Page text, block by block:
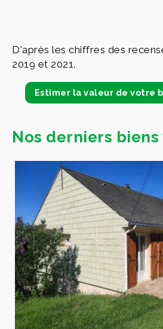
D'après les chiffres des
2019 et 2021.
Estimer la valeur de votre
Nos derniers biens